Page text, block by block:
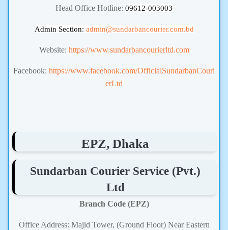
Head Office Hotline: 09612-003003
Admin Section: admin@sundarbancourier.com.bd
Website: https://www.sundarbancourierltd.com
Facebook: https://www.facebook.com/OfficialSundarbanCouri
erLtd
EPZ, Dhaka
Sundarban Courier Service (Pvt.)
Ltd
Branch Code (EPZ)
Office Address: Majid Tower, (Ground Floor) Near Eastern